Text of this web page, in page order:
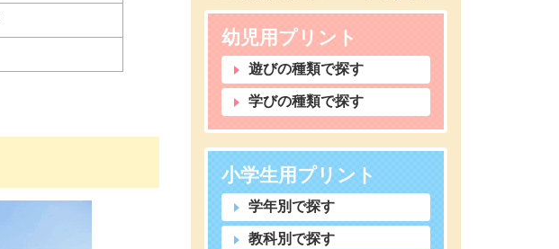
幼児用プリント
遊びの種類で探す
学びの種類で探す
小学生用プリント
学年別で探す
教科別で探す